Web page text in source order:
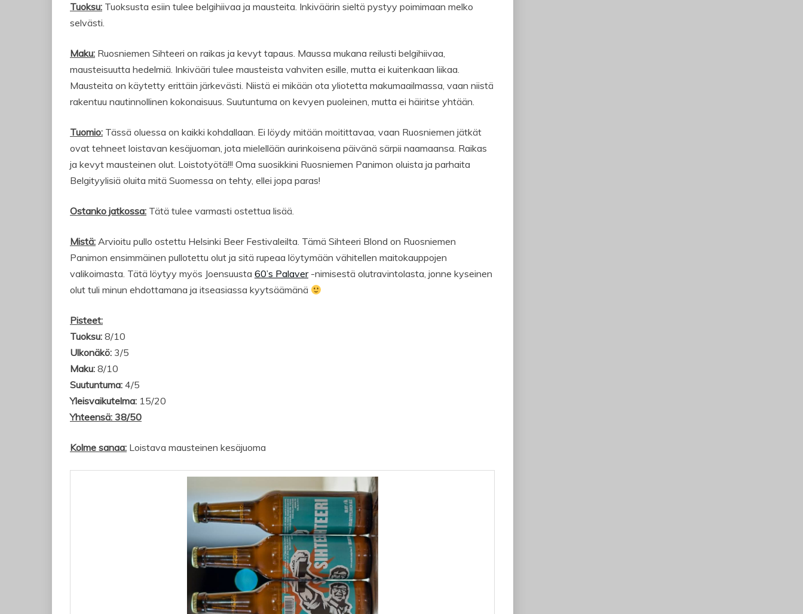
Tuoksu: Tuoksusta esiin tulee belgihiivaa ja mausteita. Inkiväärin sieltä pystyy poimimaan melko
selvästi.
Maku: Ruosniemen Sihteeri on raikas ja kevyt tapaus. Maussa mukana reilusti belgihiivaa,
mausteisuutta hedelmiä. Inkivääri tulee mausteista vahviten esille, mutta ei kuitenkaan liikaa.
Mausteita on käytetty erittäin järkevästi. Niistä ei mikään ota yliotetta makumaailmassa, vaan niistä
rakentuu nautinnollinen kokonaisuus. Suutuntuma on kevyen puoleinen, mutta ei häiritse yhtään.
Tuomio: Tässä oluessa on kaikki kohdallaan. Ei löydy mitään moitittavaa, vaan Ruosniemen jätkät
ovat tehneet loistavan kesäjuoman, jota mielellään aurinkoisena päivänä särpii naamaansa. Raikas
ja kevyt mausteinen olut. Loistotyötä!!! Oma suosikkini Ruosniemen Panimon oluista ja parhaita
Belgityylisiä oluita mitä Suomessa on tehty, ellei jopa paras!
Ostanko jatkossa: Tätä tulee varmasti ostettua lisää.
Mistä: Arvioitu pullo ostettu Helsinki Beer Festivaleilta. Tämä Sihteeri Blond on Ruosniemen
Panimon ensimmäinen pullotettu olut ja sitä rupeaa löytymään vähitellen maitokauppojen
valikoimasta. Tätä löytyy myös Joensuusta 60’s Palaver-nimisestä olutravintolasta, jonne kyseinen
olut tuli minun ehdottamana ja itseasiassa kyytsäämänä
Pisteet:
Tuoksu: 8/10
Ulkonäkö: 3/5
Maku: 8/10
Suutuntuma: 4/5
Yleisvaikutelma: 15/20
Yhteensä: 38/50
Kolme sanaa: Loistava mausteinen kesäjuoma